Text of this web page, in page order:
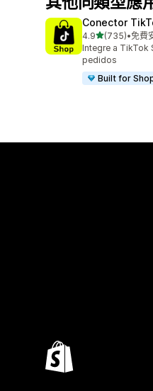
Conector
4.9滿分 5 顆星
(735)
共有 735 則評價
•免費
Integre a TikTok
pedidos
Built for